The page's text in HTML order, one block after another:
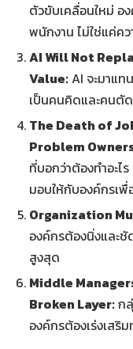
ตัวขับเคลื่อนใหม่ อ
พนักงาน ไม่ใช่แค่คว
AI Will Not
Value:AI จะมาแ
เป็นคนคิดและคนตั
The Death of
Problem
ที่บอกว่าต้องทำอะ
มอบให้กับองค์กรเ
Organization
องค์กรต้องนิ่งและ
สูงสุด
Middle
Broken Layer:ก
องค์กรต้องเร่งเสริ